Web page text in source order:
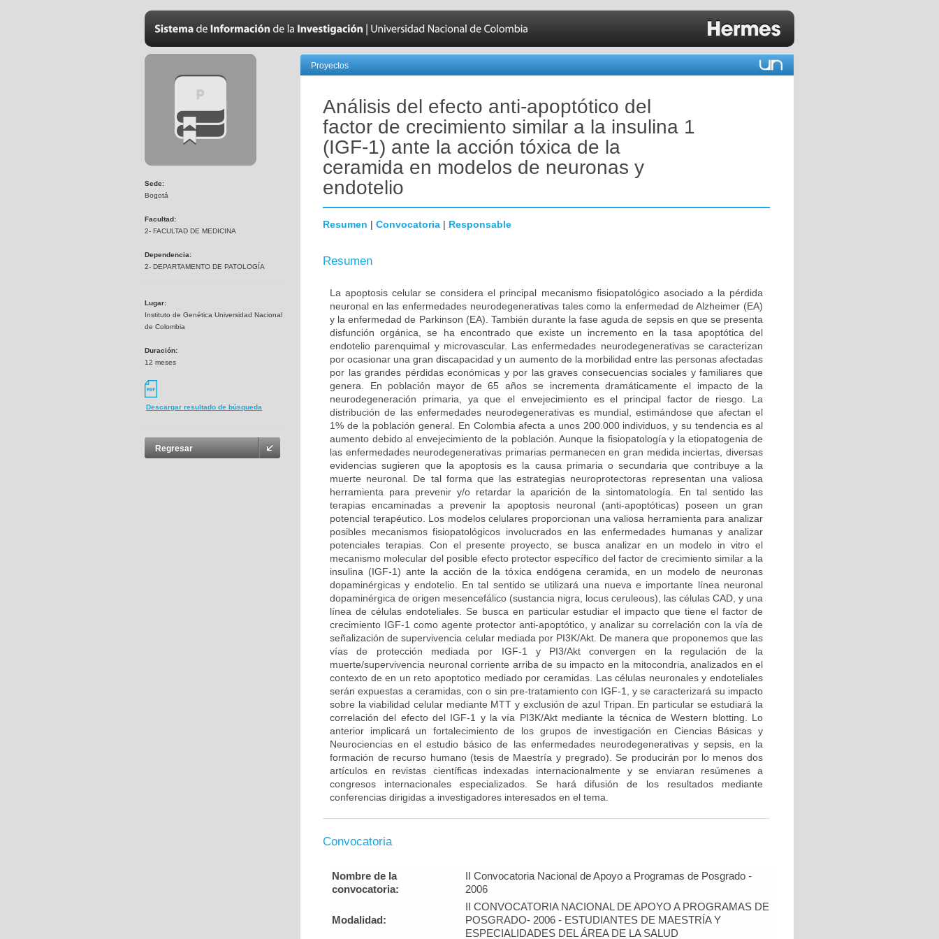
Sede:
Bogotá
Facultad:
2- FACULTAD DE MEDICINA
Dependencia:
2- DEPARTAMENTO DE PATOLOGÍA
Lugar:
Instituto de Genética Universidad Nacional
de Colombia
Duración:
12 meses
Descargar resultado de búsqueda
Regresar
Proyectos
Análisis del efecto anti-apoptótico del
factor de crecimiento similar a la insulina 1
(IGF-1) ante la acción tóxica de la
ceramida en modelos de neuronas y
endotelio
Resumen | Convocatoria | Responsable
Resumen
La apoptosis celular se considera el principal mecanismo fisiopatológico asociado a la pérdida
neuronal en las enfermedades neurodegenerativas tales como la enfermedad de Alzheimer (EA)
y la enfermedad de Parkinson (EA). También durante la fase aguda de sepsis en que se presenta
disfunción orgánica, se ha encontrado que existe un incremento en la tasa apoptótica del
endotelio parenquimal y microvascular. Las enfermedades neurodegenerativas se caracterizan
por ocasionar una gran discapacidad y un aumento de la morbilidad entre las personas afectadas
por las grandes pérdidas económicas y por las graves consecuencias sociales y familiares que
genera. En población mayor de 65 años se incrementa dramáticamente el impacto de la
neurodegeneración primaria, ya que el envejecimiento es el principal factor de riesgo. La
distribución de las enfermedades neurodegenerativas es mundial, estimándose que afectan el
1% de la población general. En Colombia afecta a unos 200.000 individuos, y su tendencia es al
aumento debido al envejecimiento de la población. Aunque la fisiopatología y la etiopatogenia de
las enfermedades neurodegenerativas primarias permanecen en gran medida inciertas, diversas
evidencias sugieren que la apoptosis es la causa primaria o secundaria que contribuye a la
muerte neuronal. De tal forma que las estrategias neuroprotectoras representan una valiosa
herramienta para prevenir y/o retardar la aparición de la sintomatología. En tal sentido las
terapias encaminadas a prevenir la apoptosis neuronal (anti-apoptóticas) poseen un gran
potencial terapéutico. Los modelos celulares proporcionan una valiosa herramienta para analizar
posibles mecanismos fisiopatológicos involucrados en las enfermedades humanas y analizar
potenciales terapias. Con el presente proyecto, se busca analizar en un modelo in vitro el
mecanismo molecular del posible efecto protector específico del factor de crecimiento similar a la
insulina (IGF-1) ante la acción de la tóxica endógena ceramida, en un modelo de neuronas
dopaminérgicas y endotelio. En tal sentido se utilizará una nueva e importante línea neuronal
dopaminérgica de origen mesencefálico (sustancia nigra, locus ceruleous), las células CAD, y una
línea de células endoteliales. Se busca en particular estudiar el impacto que tiene el factor de
crecimiento IGF-1 como agente protector anti-apoptótico, y analizar su correlación con la vía de
señalización de supervivencia celular mediada por PI3K/Akt. De manera que proponemos que las
vías de protección mediada por IGF-1 y PI3/Akt convergen en la regulación de la
muerte/supervivencia neuronal corriente arriba de su impacto en la mitocondria, analizados en el
contexto de en un reto apoptotico mediado por ceramidas. Las células neuronales y endoteliales
serán expuestas a ceramidas, con o sin pre-tratamiento con IGF-1, y se caracterizará su impacto
sobre la viabilidad celular mediante MTT y exclusión de azul Tripan. En particular se estudiará la
correlación del efecto del IGF-1 y la vía PI3K/Akt mediante la técnica de Western blotting. Lo
anterior implicará un fortalecimiento de los grupos de investigación en Ciencias Básicas y
Neurociencias en el estudio básico de las enfermedades neurodegenerativas y sepsis, en la
formación de recurso humano (tesis de Maestría y pregrado). Se producirán por lo menos dos
artículos en revistas científicas indexadas internacionalmente y se enviaran resúmenes a
congresos internacionales especializados. Se hará difusión de los resultados mediante
conferencias dirigidas a investigadores interesados en el tema.
Convocatoria
Nombre de la
convocatoria:
II Convocatoria Nacional de Apoyo a Programas de Posgrado -
2006
Modalidad:
II CONVOCATORIA NACIONAL DE APOYO A PROGRAMAS DE
POSGRADO- 2006 - ESTUDIANTES DE MAESTRÍA Y
ESPECIALIDADES DEL ÁREA DE LA SALUD